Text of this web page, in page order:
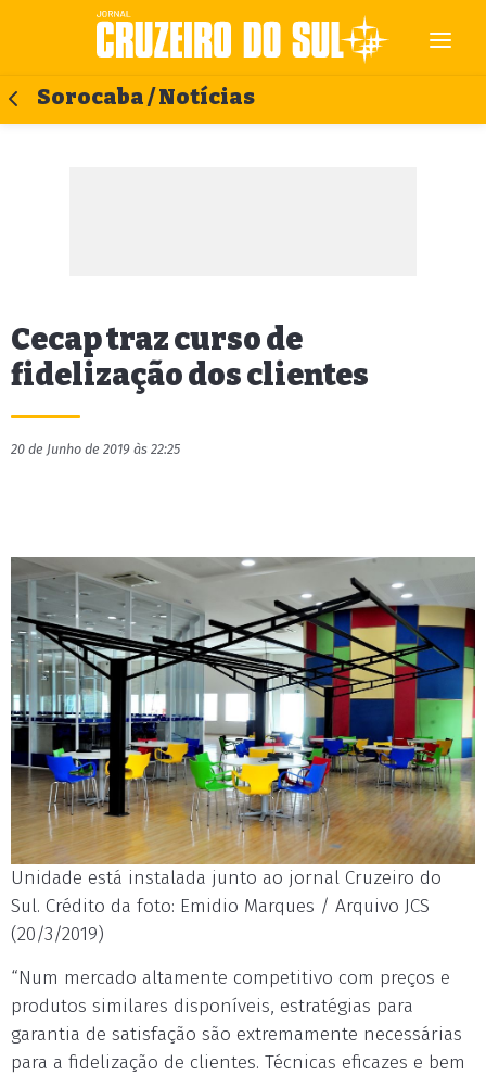
Sorocaba / Notícias
Cecap traz curso de
fidelização dos clientes
20 de Junho de 2019 às 22:25
Unidade está instalada junto ao jornal Cruzeiro do
Sul. Crédito da foto: Emidio Marques / Arquivo JCS
(20/3/2019)
“Num mercado altamente competitivo com preços e
produtos similares disponíveis, estratégias para
garantia de satisfação são extremamente necessárias
para a fidelização de clientes. Técnicas eficazes e bem